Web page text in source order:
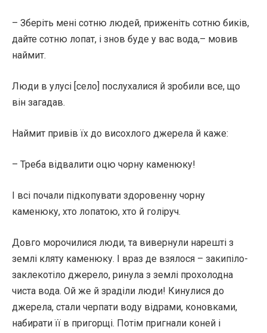
– Зберіть мені сотню людей, приженіть сотню биків,
дайте сотню лопат, і знов буде у вас вода,– мовив
наймит.
Люди в улусі [село] послухалися й зробили все, що
він загадав.
Наймит привів їх до висохлого джерела й каже:
– Треба відвалити оцю чорну каменюку!
І всі почали підкопувати здоровенну чорну
каменюку, хто лопатою, хто й голіруч.
Довго морочилися люди, та вивернули нарешті з
землі кляту каменюку. І враз де взялося – закипіло-
заклекотіло джерело, ринула з землі прохолодна
чиста вода. Ой же й зраділи люди! Кинулися до
джерела, стали черпати воду відрами, коновками,
набирати її в пригорщі. Потім пригнали коней і